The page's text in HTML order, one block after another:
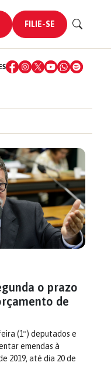
FILIE-SE
o prazo
de
(1º) deputados e
emendas à
2019, até dia 20 de